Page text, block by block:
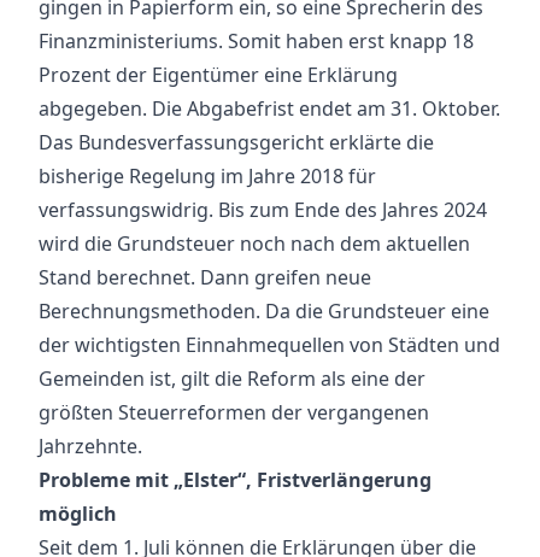
gingen in Papierform ein, so eine Sprecherin des
Finanzministeriums. Somit haben erst knapp 18
Prozent der Eigentümer eine Erklärung
abgegeben. Die Abgabefrist endet am 31. Oktober.
Das Bundesverfassungsgericht erklärte die
bisherige Regelung im Jahre 2018 für
verfassungswidrig. Bis zum Ende des Jahres 2024
wird die Grundsteuer noch nach dem aktuellen
Stand berechnet. Dann greifen neue
Berechnungsmethoden. Da die Grundsteuer eine
der wichtigsten Einnahmequellen von Städten und
Gemeinden ist, gilt die Reform als eine der
größten Steuerreformen der vergangenen
Jahrzehnte.
Probleme mit „Elster“, Fristverlängerung
möglich
Seit dem 1. Juli können die Erklärungen über die